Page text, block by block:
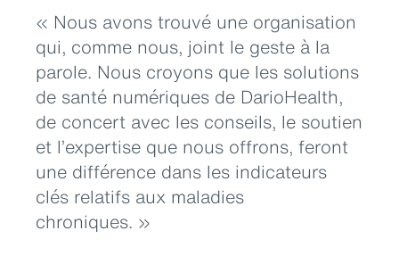
« Nous avons trouvé une organisation
qui, comme nous, joint le geste à la
parole. Nous croyons que les solutions
de santé numériques de DarioHealth,
de concert avec les conseils, le soutien
et l’expertise que nous offrons, feront
une différence dans les indicateurs
clés relatifs aux maladies
chroniques. »